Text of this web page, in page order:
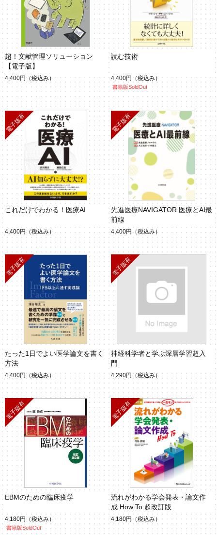
超！文献管理ソリューション
【電子版】
4,400円 （税込み）
読む技術
4,400円 （税込み）
書籍版SoldOut
これだけでわかる！医療AI
4,400円 （税込み）
先進医療NAVIGATOR 医療とAI最
前線
4,400円 （税込み）
たった1日でよい医学論文を書く
方法
4,400円 （税込み）
神経科学者と学ぶ深層学習超入
門
4,290円 （税込み）
EBMのための臨床疫学
4,180円 （税込み）
書籍版SoldOut
流れがわかる学会発表・論文作
成 How To 超改訂版
4,180円 （税込み）